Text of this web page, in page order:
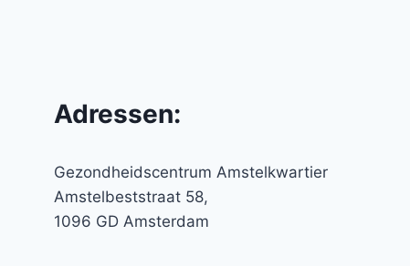
Adressen:
Gezondheidscentrum Amstelkwartier
Amstelbeststraat 58,
1096 GD Amsterdam